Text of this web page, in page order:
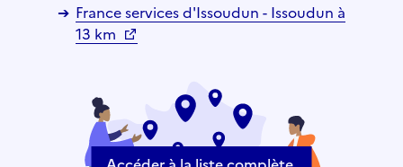
France services d'Issoudun - Issoudun à
13 km